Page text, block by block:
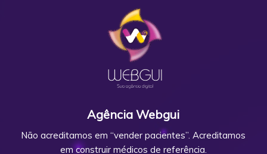
Agência Webgui
Não acreditamos em “vender pacientes”. Acreditamos
em construir médicos de referência.